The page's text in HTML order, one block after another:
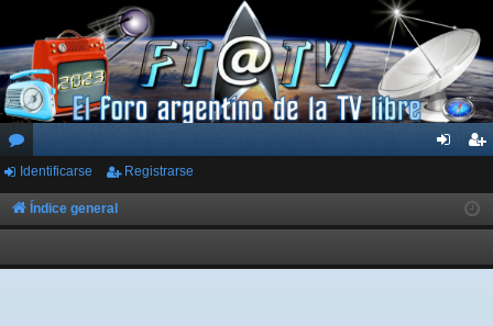
or
os
ar
ist
rs
Identificarse Registrarse
Índice general